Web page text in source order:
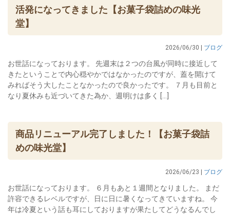
活発になってきました【お菓子袋詰めの味光
堂】
2026/06/30 | ブログ
お世話になっております。 先週末は２つの台風が同時に接近して
きたということで内心穏やかではなかったのですが、蓋を開けて
みればそう大したことなかったので良かったです。 ７月も目前と
なり夏休みも近づいてきた為か、週明けは多く […]
商品リニューアル完了しました！【お菓子袋詰
めの味光堂】
2026/06/23 | ブログ
お世話になっております。 ６月もあと１週間となりました。 まだ
許容できるレベルですが、日に日に暑くなってきていますね。 今
年は冷夏という話も耳にしておりますが果たしてどうなるんでし